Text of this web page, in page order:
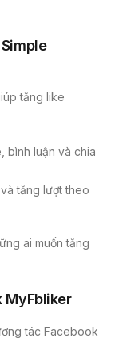
tăng like
bình luận và chia
tăng lượt theo
ai muốn tăng
MyFbliker
tác Facebook